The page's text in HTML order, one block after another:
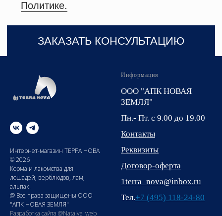
Интернет-магазин ТЕРРА НОВА
© 2026
Корма и лакомства для
лошадей, верблюдов, лам,
альпак.
@ Все права защищены ООО
"АПК НОВАЯ ЗЕМЛЯ"
Разработка сайта @Natalya_web
Информация
ООО "АПК НОВАЯ
ЗЕМЛЯ"
Пн.- Пт. с 9.00 до 19.00
Контакты
Реквизиты
Договор-оферта
1terra_nova@inbox.ru
Тел.+7 (495) 118-24-80